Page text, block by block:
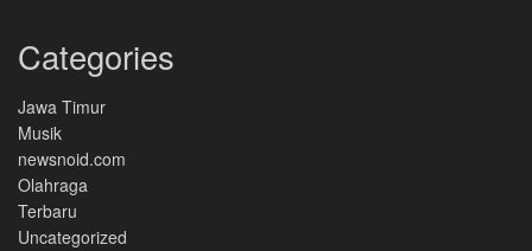
Categories
Jawa Timur
Musik
newsnoid.com
Olahraga
Terbaru
Uncategorized